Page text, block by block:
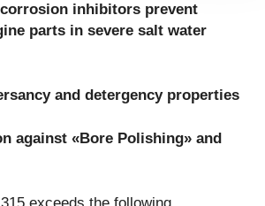
inhibitors prevent
parts in severe salt water
and detergency properties
against «Bore Polishing» and